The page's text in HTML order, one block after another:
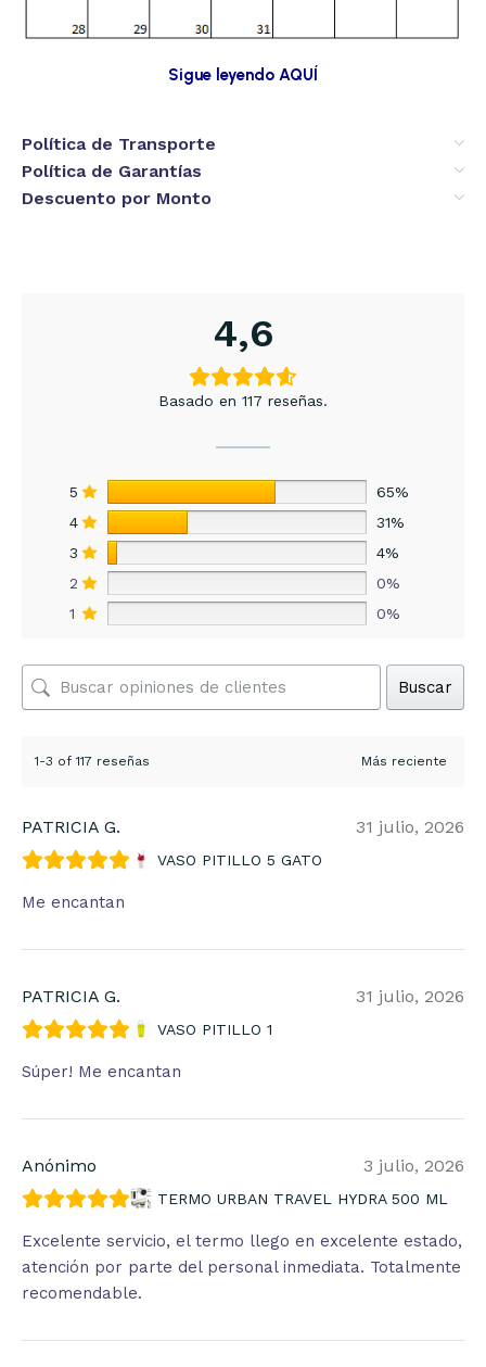
Sigue leyendo AQUÍ
Política de Transporte
Política de Garantías
Descuento por Monto
4,6
Basado en 117 reseñas.
5
65%
4
31%
3
4%
2
0%
1
0%
Buscar
1-3 of 117 reseñas
PATRICIA G. 31 julio, 2026
VASO PITILLO 5 GATO
Me encantan
PATRICIA G. 31 julio, 2026
VASO PITILLO 1
Súper! Me encantan
Anónimo 3 julio, 2026
TERMO URBAN TRAVEL HYDRA 500 ML
Excelente servicio, el termo llego en excelente estado,
atención por parte del personal inmediata. Totalmente
recomendable.